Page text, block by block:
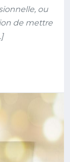
ou
de mettre